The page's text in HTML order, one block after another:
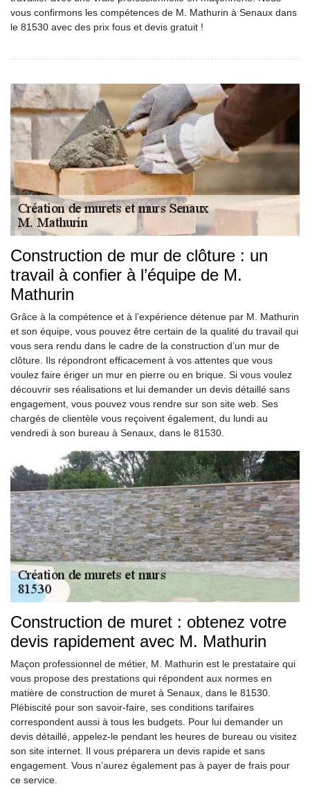
vous confirmons les compétences de M. Mathurin à Senaux dans
le 81530 avec des prix fous et devis gratuit !
Construction de mur de clôture : un
travail à confier à l’équipe de M.
Mathurin
Grâce à la compétence et à l’expérience détenue par M. Mathurin
et son équipe, vous pouvez être certain de la qualité du travail qui
vous sera rendu dans le cadre de la construction d’un mur de
clôture. Ils répondront efficacement à vos attentes que vous
voulez faire ériger un mur en pierre ou en brique. Si vous voulez
découvrir ses réalisations et lui demander un devis détaillé sans
engagement, vous pouvez vous rendre sur son site web. Ses
chargés de clientèle vous reçoivent également, du lundi au
vendredi à son bureau à Senaux, dans le 81530.
Construction de muret : obtenez votre
devis rapidement avec M. Mathurin
Maçon professionnel de métier, M. Mathurin est le prestataire qui
vous propose des prestations qui répondent aux normes en
matière de construction de muret à Senaux, dans le 81530.
Plébiscité pour son savoir-faire, ses conditions tarifaires
correspondent aussi à tous les budgets. Pour lui demander un
devis détaillé, appelez-le pendant les heures de bureau ou visitez
son site internet. Il vous préparera un devis rapide et sans
engagement. Vous n’aurez également pas à payer de frais pour
ce service.